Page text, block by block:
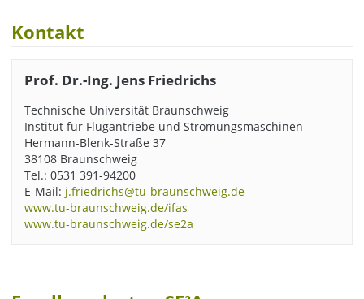
Kontakt
Prof. Dr.-Ing. Jens Friedrichs
Technische Universität Braunschweig
Institut für Flugantriebe und Strömungsmaschinen
Hermann-Blenk-Straße 37
38108 Braunschweig
Tel.: 0531 391-94200
E-Mail: j.friedrichs@tu-braunschweig.de
www.tu-braunschweig.de/ifas
www.tu-braunschweig.de/se2a